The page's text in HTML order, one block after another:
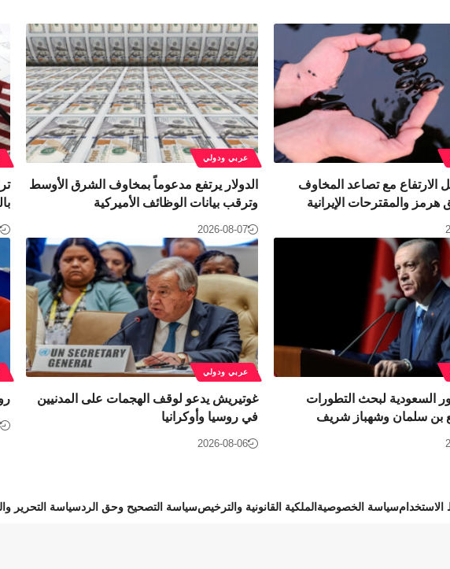
الارتفاع مع تصاعد المخاوف
والمقترحات الإيرانية
عربي ودولي
الدولار يرتفع مدعوماً بمخاوف الشرق الأوسط
وترقب بيانات الوظائف الأميركية
2026-08-07
السعودية لبحث التطورات
مع بن سلمان وشهباز شريف
عربي ودولي
غوتيريش يدعو لوقف الهجمات على المدنيين
في روسيا وأوكرانيا
2026-08-06
سياسة الخصوصية الملكية القانونية والترخيصسياسة التصحيح وحق الردسياسة التحرير